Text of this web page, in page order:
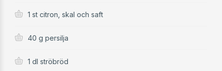
1 st citron, skal och saft
40 g persilja
1 dl ströbröd